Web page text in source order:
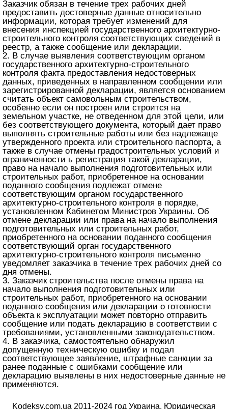
Заказчик обязан в течение трех рабочих дней
предоставить достоверные данные относительно
информации, которая требует изменений для
внесения инспекцией государственного архитектурно-
строительного контроля соответствующих сведений в
реестр, а также сообщение или декларации.
2. В случае выявления соответствующим органом
государственного архитектурно-строительного
контроля факта предоставления недостоверных
данных, приведенных в направленном сообщении или
зарегистрированной декларации, является основанием
считать объект самовольным строительством,
особенно если он построен или строится на
земельном участке, не отведенном для этой цели, или
без соответствующего документа, который дает право
выполнять строительные работы или без надлежаще
утвержденного проекта или строительного паспорта, а
также в случае отмены градостроительных условий и
ограниченности ь регистрация такой декларации,
право на начало выполнения подготовительных или
строительных работ, приобретенное на основании
поданного сообщения подлежат отмене
соответствующим органом государственного
архитектурно-строительного контроля в порядке,
установленном Кабинетом Министров Украины. Об
отмене декларации или права на начало выполнения
подготовительных или строительных работ,
приобретенного на основании поданного сообщения
соответствующий орган государственного
архитектурно-строительного контроля письменно
уведомляет заказчика в течение трех рабочих дней со
дня отмены.
3. Заказчик строительства после отмены права на
начало выполнения подготовительных или
строительных работ, приобретенного на основании
поданного сообщения или декларации о готовности
объекта к эксплуатации может повторно отправить
сообщение или подать декларацию в соответствии с
требованиями, установленными законодательством.
4. В заказчика, самостоятельно обнаружил
допущенную техническую ошибку и подал
соответствующее заявление, штрафные санкции за
ранее поданные с ошибками сообщение или
декларацию выявлены в них недостоверные данные не
применяются.
Kodeksy.com.ua 2011-2024 год Украина. Юридическая